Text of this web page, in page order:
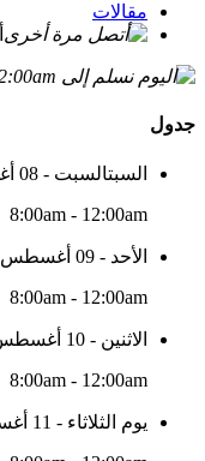
مقالات
جدول
السبتالسبت - 08 أغسطس
8:00am - 12:00am
الأحد - 09 أغسطس
8:00am - 12:00am
الاثنين - 10 أغسطس
8:00am - 12:00am
يوم الثلاثاء - 11 أغسطس